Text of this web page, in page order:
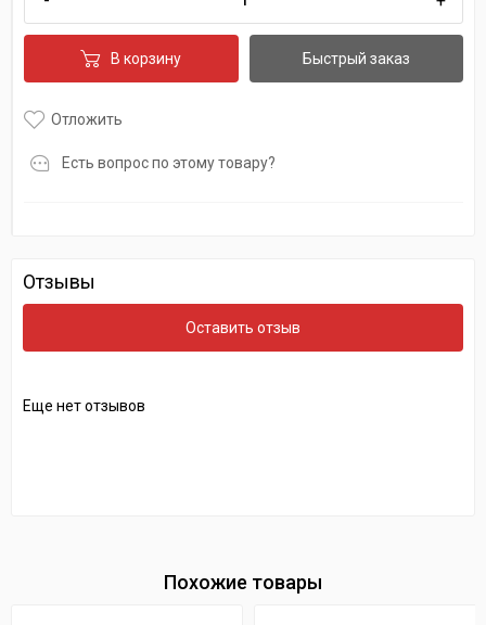
В корзину Быстрый заказ
Отложить
Есть вопрос по этому товару?
Отзывы
Оставить отзыв
Еще нет отзывов
Похожие товары